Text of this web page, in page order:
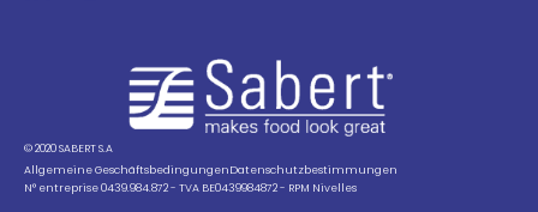
© 2020 SABERT S.A
Allgemeine GeschäftsbedingungenDatenschutzbestimmungen
N° entreprise 0439.984.872 - TVA BE0439984872 - RPM Nivelles